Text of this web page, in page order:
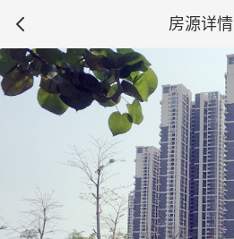
房源详情